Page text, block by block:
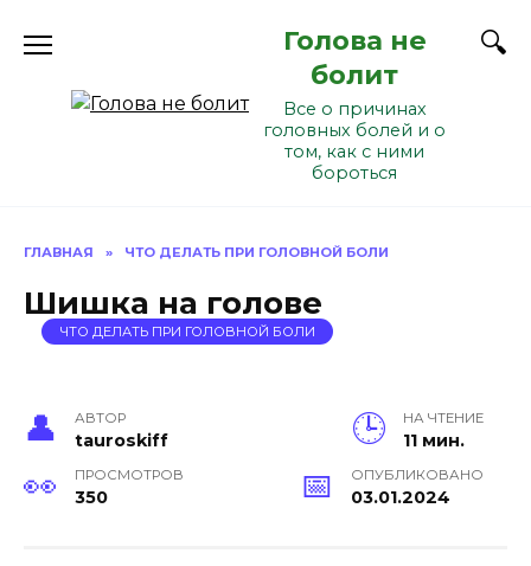
Голова не
болит
Все о причинах
головных болей и о
том, как с ними
бороться
ГЛАВНАЯ » ЧТО ДЕЛАТЬ ПРИ ГОЛОВНОЙ БОЛИ
Шишка на голове
ЧТО ДЕЛАТЬ ПРИ ГОЛОВНОЙ БОЛИ
АВТОР
tauroskiff
НА ЧТЕНИЕ
11 мин.
ПРОСМОТРОВ
350
ОПУБЛИКОВАНО
03.01.2024